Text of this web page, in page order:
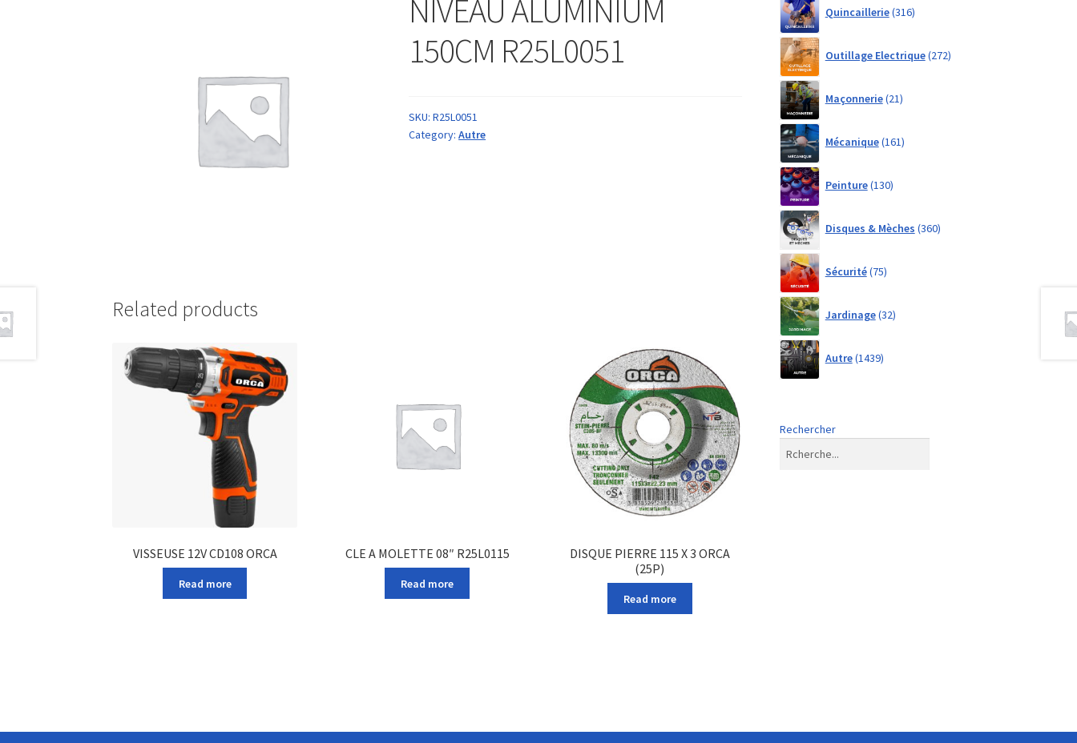
NIVEAU ALUMINIUM
150CM R25L0051
SKU:R25L0051
Category:Autre
Related products
VISSEUSE 12V CD108 ORCA
Read more
CLE A MOLETTE 08″ R25L0115
Read more
DISQUE PIERRE 115 X 3 ORCA
(25P)
Read more
Quincaillerie 316products
Outillage Electrique 272products
Maçonnerie 21products
Mécanique 161products
Peinture 130products
Disques & Mèches 360products
Sécurité 75products
Jardinage 32products
Autre 1439products
Rechercher